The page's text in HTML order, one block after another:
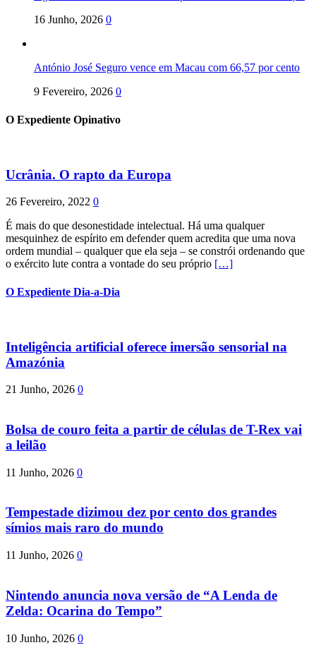
16 Junho, 2026 0
António José Seguro vence em Macau com 66,57 por cento
9 Fevereiro, 2026 0
O Expediente Opinativo
Ucrânia. O rapto da Europa
26 Fevereiro, 2022 0
É mais do que desonestidade intelectual. Há uma qualquer
mesquinhez de espírito em defender quem acredita que uma nova
ordem mundial – qualquer que ela seja – se constrói ordenando que
o exército lute contra a vontade do seu próprio […]
O Expediente Dia-a-Dia
Inteligência artificial oferece imersão sensorial na
Amazónia
21 Junho, 2026 0
Bolsa de couro feita a partir de células de T-Rex vai
a leilão
11 Junho, 2026 0
Tempestade dizimou dez por cento dos grandes
símios mais raro do mundo
11 Junho, 2026 0
Nintendo anuncia nova versão de “A Lenda de
Zelda: Ocarina do Tempo”
10 Junho, 2026 0